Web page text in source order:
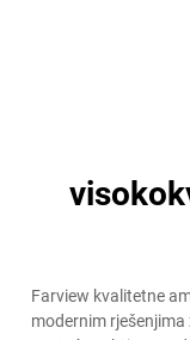
Farview kvalitetne
modernim